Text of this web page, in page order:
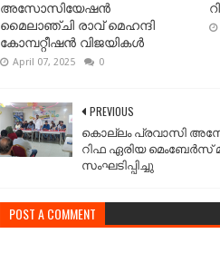
അസോസിയേഷൻ
മൈലാഞ്ചി രാവ് മെഹന്ദി
കോമ്പറ്റീഷൻ വിജയികൾ
April 07, 2025 0
PREVIOUS
കൊല്ലം പ്രവാസി
റിഫ ഏരിയ മെംബേർസ്
സംഘടിപ്പിച്ചു
POST A COMMENT